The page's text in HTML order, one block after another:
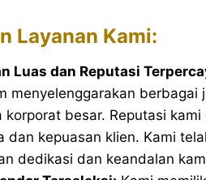
Layanan Kami:
Luas dan Reputasi
menyelenggarakan berbagai
korporat besar. Reputasi
dan kepuasan klien. Kami
dedikasi dan keandalan